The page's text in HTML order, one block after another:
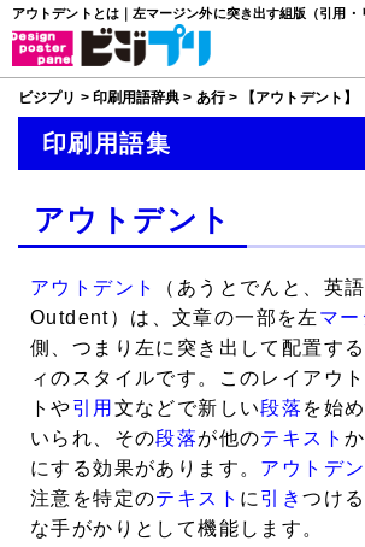
アウトデントとは｜左マージン外に突き出す組版（引用・
ビジプリ > 印刷用語辞典 > あ行> 【アウトデント】
印刷用語集
アウトデント
アウトデント
（あうとでんと、英語
Outdent）は、文章の一部を左マー
側、つまり左に突き出して配置す
ィのスタイルです。このレイアウ
トや引用 文などで新しい段落 を始
いられ、その段落が他のテキスト
にする効果があります。 アウトデン
注意を特定のテキスト に 引きつけ
な手がかりとして機能します。